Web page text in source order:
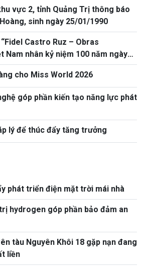
vực 2, tỉnh Quảng Trị thông báo
sinh ngày 25/01/1990
Castro Ruz – Obras
Nam nhân kỷ niệm 100 năm ngày
cho Miss World 2026
góp phần kiến tạo năng lực phát
lý để thúc đẩy tăng trưởng
phát triển điện mặt trời mái nhà
hydrogen góp phần bảo đảm an
tàu Nguyên Khôi 18 gặp nạn đang
liền